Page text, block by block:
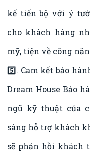
kế tiến bộ với ý
cho khách hàng
mỹ, tiện về công
5️⃣. Cam kết bảo
Dream House Bảo
ngũ kỹ thuật của
sàng hỗ trợ khách
sẽ phản hồi khách